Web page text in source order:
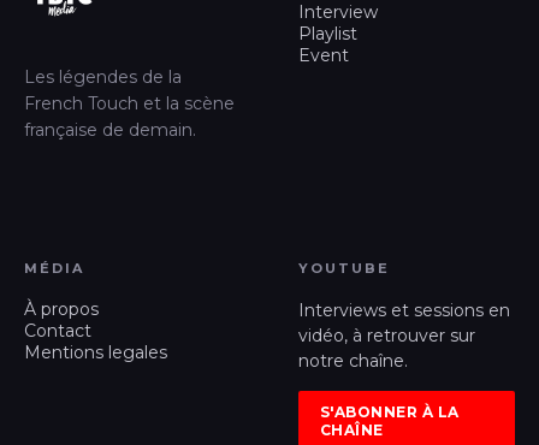
Les légendes de la
French Touch et la scène
française de demain.
Interview
Playlist
Event
MÉDIA
À propos
Contact
Mentions legales
YOUTUBE
Interviews et sessions en
vidéo, à retrouver sur
notre chaîne.
S'ABONNER À LA
CHAÎNE